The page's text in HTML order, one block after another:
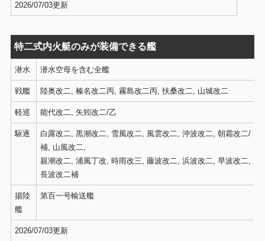
2026/07/03更新
特二式内火艇のみが装備できる艦
潜水 潜水空母を含む全艦
戦艦 陸奥改二, 榛名改二丙, 霧島改二丙, 扶桑改二, 山城改二
軽巡 能代改二, 矢矧改二/乙
駆逐
白露改二, 黒潮改二, 雪風改二, 風雲改二, 沖波改二, 朝霜改二/
補, 山風改二,
親潮改二, 浦風丁改, 時雨改三, 藤波改二, 浜波改二, 早波改二,
長波改二補
揚陸
艦
第百一号輸送艦
2026/07/03更新